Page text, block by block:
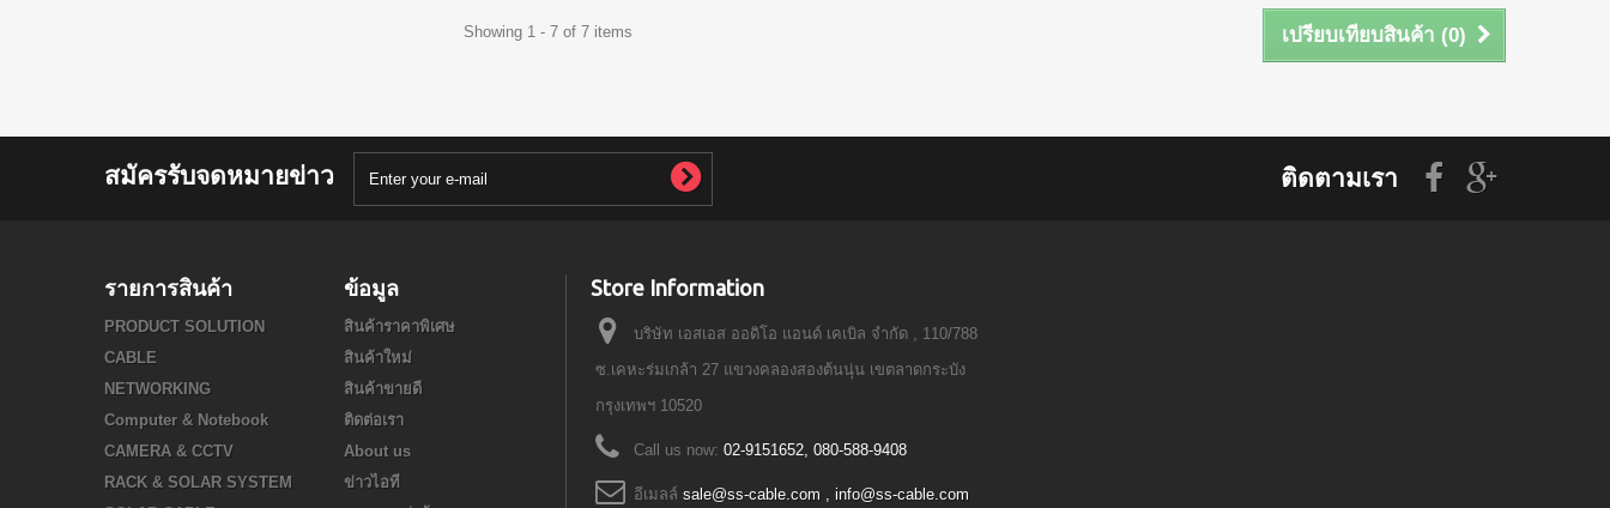
เปรียบเทียบสินค้า (0)
Showing 1 - 7 of 7 items
สมัครรับจดหมายข่าว ติดตามเรา
รายการสินค้า
PRODUCT SOLUTION
CABLE
NETWORKING
Computer & Notebook
CAMERA & CCTV
RACK & SOLAR SYSTEM
ข้อมูล
สินค้าราคาพิเศษ
สินค้าใหม่
สินค้าขายดี
ติดต่อเรา
About us
ข่าวไอที
Store Information
บริษัท เอสเอส ออดิโอ แอนด์ เคเบิล จำกัด , 110/788
ซ.เคหะร่มเกล้า 27 แขวงคลองสองต้นนุ่น เขตลาดกระบัง
กรุงเทพฯ 10520
Call us now: 02-9151652, 080-588-9408
อีเมลล์ sale@ss-cable.com , info@ss-cable.com